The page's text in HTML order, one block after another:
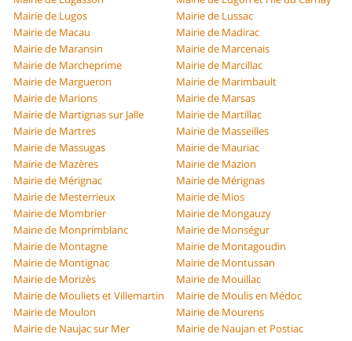
Mairie de Lugos
Mairie de Lussac
Mairie de Macau
Mairie de Madirac
Mairie de Maransin
Mairie de Marcenais
Mairie de Marcheprime
Mairie de Marcillac
Mairie de Margueron
Mairie de Marimbault
Mairie de Marions
Mairie de Marsas
Mairie de Martignas sur Jalle
Mairie de Martillac
Mairie de Martres
Mairie de Masseilles
Mairie de Massugas
Mairie de Mauriac
Mairie de Mazères
Mairie de Mazion
Mairie de Mérignac
Mairie de Mérignas
Mairie de Mesterrieux
Mairie de Mios
Mairie de Mombrier
Mairie de Mongauzy
Mairie de Monprimblanc
Mairie de Monségur
Mairie de Montagne
Mairie de Montagoudin
Mairie de Montignac
Mairie de Montussan
Mairie de Morizès
Mairie de Mouillac
Mairie de Mouliets et Villemartin
Mairie de Moulis en Médoc
Mairie de Moulon
Mairie de Mourens
Mairie de Naujac sur Mer
Mairie de Naujan et Postiac